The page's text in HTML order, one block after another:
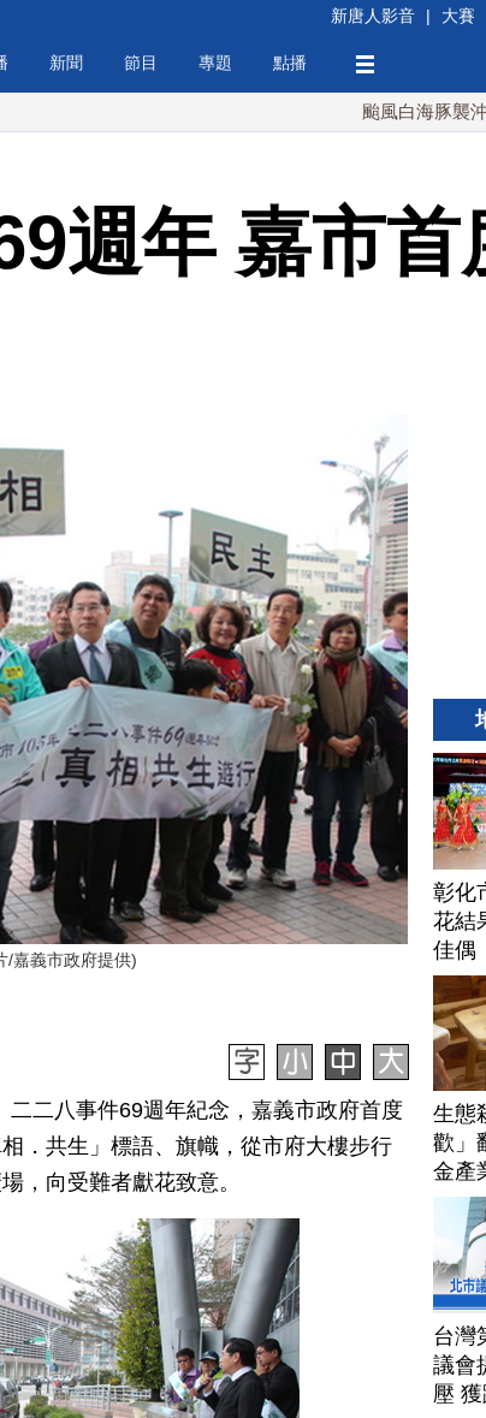
新唐人影音 | 大賽
新聞 節目 專題 點播
颱風白海豚襲沖繩 週末
週年 嘉市首
/嘉義市政府提供)
二二八事件69週年紀念，嘉義市政府首度
．共生」標語、旗幟，從市府大樓步行
，向受難者獻花致意。
彰化
花結
佳偶
生態
歡」
金產
台灣
議會
壓